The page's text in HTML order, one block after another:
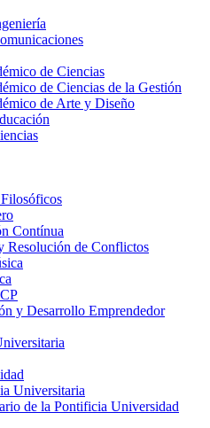
de Ciencias
de Ciencias de la Gestión
de Arte y Diseño
Contínua
Resolución de Conflictos
y Desarrollo Emprendedor
Universitaria
de la Pontificia Universidad